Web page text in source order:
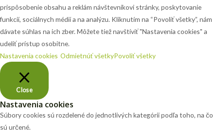
prispôsobenie obsahu a reklám návštevníkovi stránky, poskytovanie
funkcií, sociálnych médií a na analýzu. Kliknutím na “Povoliť všetky”, nám
dávate súhlas na ich zber. Môžete tiež navštíviť "Nastavenia cookies" a
udeliť prístup osobitne.
Nastavenia cookies Odmietnúť všetkyPovoliť všetky
Close
Nastavenia cookies
Súbory cookies sú rozdelené do jednotlivých kategórii podľa toho, na čo
sú určené.